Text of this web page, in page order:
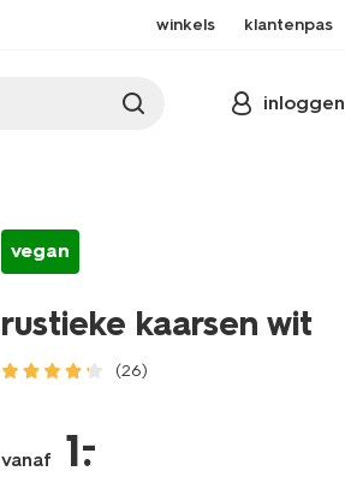
winkels klantenpas
inloggen
vegan
rustieke kaarsen wit
(26)
kaarsen-
vanaf 1.
–